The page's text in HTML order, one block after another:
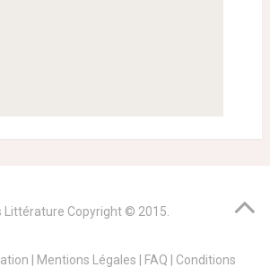
Littérature Copyright © 2015.
| Mentions Légales | FAQ | Conditions